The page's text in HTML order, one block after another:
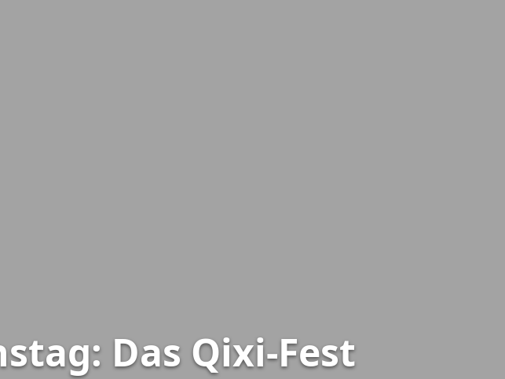
Das Qixi-Fest